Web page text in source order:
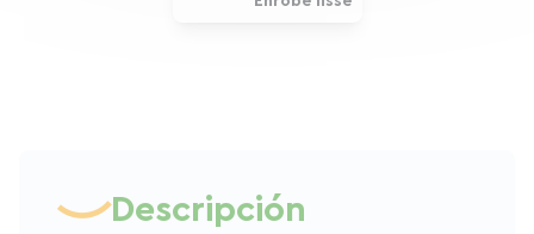
Descripción